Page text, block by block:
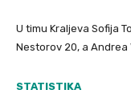
U timu Kraljeva Sofija
Nestorov 20, a Andrea
STATISTIKA